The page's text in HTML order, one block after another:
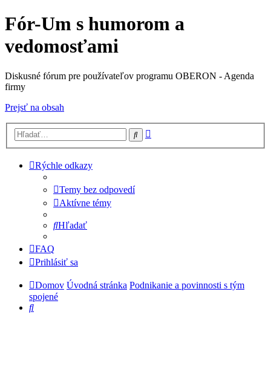
Fór-Um s humorom a
vedomosťami
Diskusné fórum pre používateľov programu OBERON - Agenda
firmy
Prejsť na obsah
Hľadať
Rýchle odkazy
Temy bez odpovedí
Aktívne témy
Hľadať
FAQ
Prihlásiť sa
Domov Úvodná stránka Podnikanie a povinnosti s tým
spojené
Hľadať